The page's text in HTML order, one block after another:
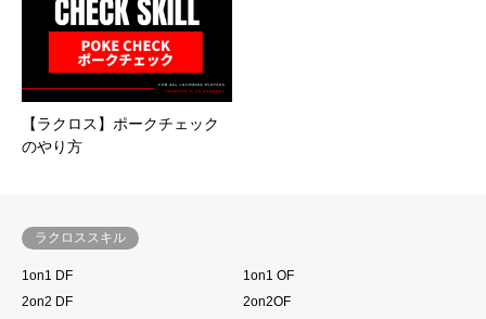
【ラクロス】ポークチェック
のやり方
ラクロススキル
1on1 DF
1on1 OF
2on2 DF
2on2OF